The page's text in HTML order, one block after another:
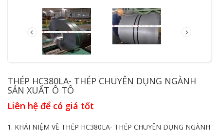
THÉP HC380LA- THÉP CHUYÊN DỤNG NGÀNH
SẢN XUẤT Ô TÔ
Liên hệ để có giá tốt
1. KHÁI NIỆM VỀ THÉP HC380LA- THÉP CHUYÊN DỤNG NGÀNH